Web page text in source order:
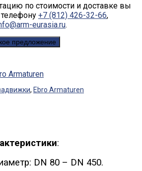
по стоимости и доставке вы
+7 (812) 426-32-66,
eurasia.ru.
предложение
Armaturen
, Ebro Armaturen
:
DN 80 – DN 450.